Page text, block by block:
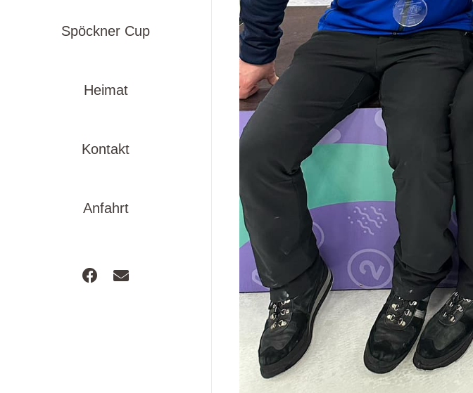
Spöckner Cup
Heimat
Kontakt
Anfahrt